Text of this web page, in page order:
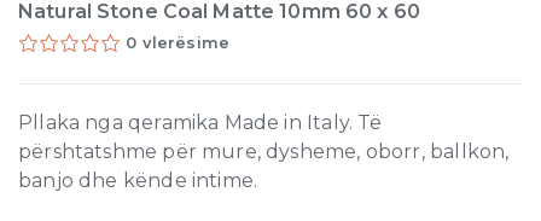
Natural Stone Coal Matte 10mm 60 x 60
0 vlerësime
Pllaka nga qeramika Made in Italy. Të
përshtatshme për mure, dysheme, oborr, ballkon,
banjo dhe kënde intime.